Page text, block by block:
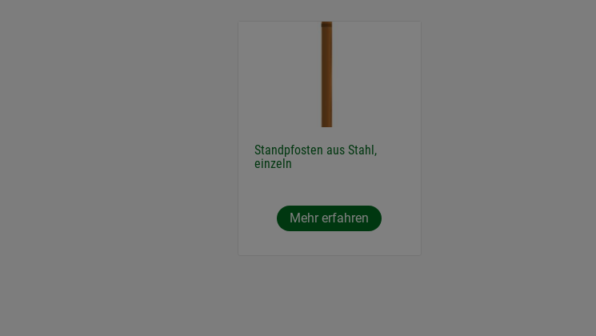
Standpfosten aus Stahl,
einzeln
Mehr erfahren